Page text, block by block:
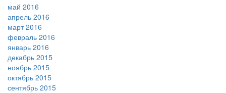
май 2016
апрель 2016
март 2016
февраль 2016
январь 2016
декабрь 2015
ноябрь 2015
октябрь 2015
сентябрь 2015